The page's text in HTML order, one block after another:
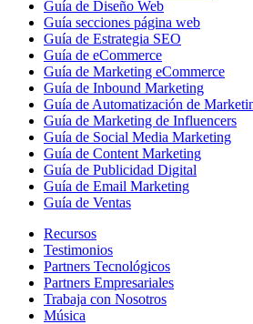
Guía de Diseño Web
Guía secciones página web
Guía de Estrategia SEO
Guía de eCommerce
Guía de Marketing eCommerce
Guía de Inbound Marketing
Guía de Automatización de
Guía de Marketing de Influencers
Guía de Social Media Marketing
Guía de Content Marketing
Guía de Publicidad Digital
Guía de Email Marketing
Guía de Ventas
Recursos
Testimonios
Partners Tecnológicos
Partners Empresariales
Trabaja con Nosotros
Música